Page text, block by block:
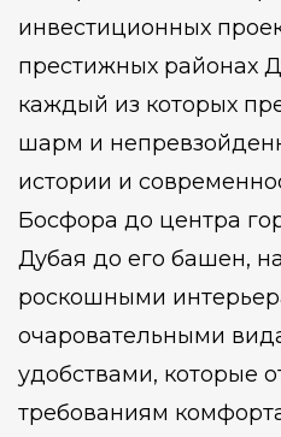
инвестиционных
престижных районах
каждый из которых
шарм и
истории и
Босфора до центра
Дубая до его башен,
роскошными
очаровательными
удобствами, которые
требованиям